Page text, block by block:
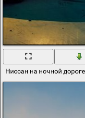
Ниссан на ночной